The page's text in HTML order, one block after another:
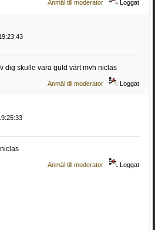
Anmäl till moderator Loggat
dig skulle vara guld värt mvh niclas
Anmäl till moderator Loggat
Anmäl till moderator Loggat